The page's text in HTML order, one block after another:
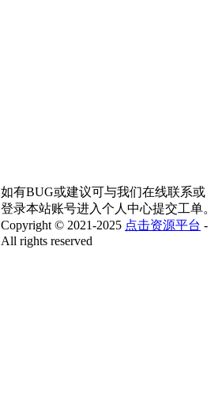
如有BUG或建议可与我们在线联系或
登录本站账号进入个人中心提交工单。
Copyright © 2021-2025 点击资源平台 -
All rights reserved